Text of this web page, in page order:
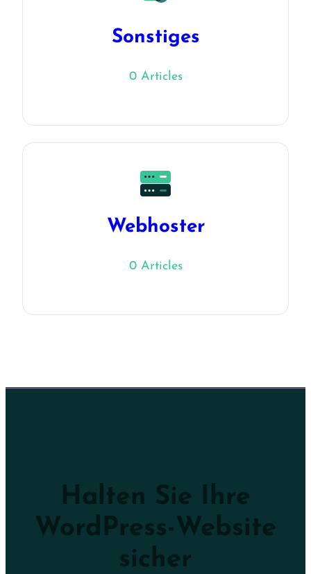
Sonstiges
0 Articles
Webhoster
0 Articles
Halten Sie Ihre
WordPress-Website
sicher